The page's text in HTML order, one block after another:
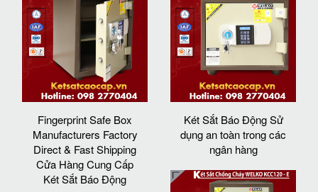
Fingerprint Safe Box
Manufacturers Factory
Direct & Fast Shipping
Cửa Hàng Cung Cấp
Két Sắt Báo Động
Két Sắt Báo Động Sử
dụng an toàn trong các
ngân hàng